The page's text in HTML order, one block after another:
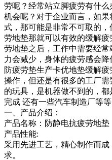
劳呢？经常站立脚疲劳有什
机会呢？对于企业而言，如
式，那可能是非常不可取的
劳地垫那就可以有效的缓解
劳地垫之后，工作中需要经
力会减少，身体的疲劳感会降
防疲劳垫生产卡优地垫缓解
操作，但还是有很多的工厂
的玩具，是机器做不到的，
完成 还有一些汽车制造厂等等
一、产品介绍：
产品名称：防静电抗疲劳地垫
产品性能:
采用先进工艺，精心制作而
求。